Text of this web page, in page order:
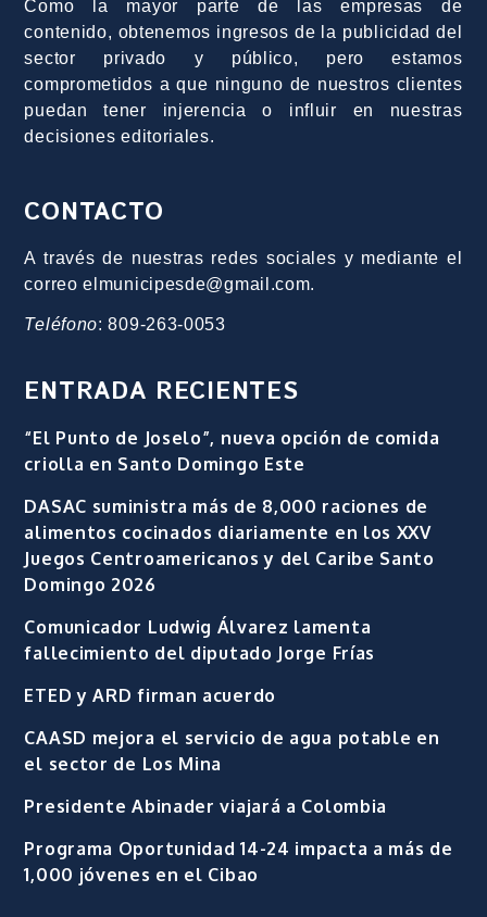
Como la mayor parte de las empresas de
contenido, obtenemos ingresos de la publicidad del
sector privado y público, pero estamos
comprometidos a que ninguno de nuestros clientes
puedan tener injerencia o influir en nuestras
decisiones editoriales.
CONTACTO
A través de nuestras redes sociales y mediante el
correo elmunicipesde@gmail.com.
Teléfono: 809-263-0053
ENTRADA RECIENTES
“El Punto de Joselo”, nueva opción de comida
criolla en Santo Domingo Este
DASAC suministra más de 8,000 raciones de
alimentos cocinados diariamente en los XXV
Juegos Centroamericanos y del Caribe Santo
Domingo 2026
Comunicador Ludwig Álvarez lamenta
fallecimiento del diputado Jorge Frías
ETED y ARD firman acuerdo
CAASD mejora el servicio de agua potable en
el sector de Los Mina
Presidente Abinader viajará a Colombia
Programa Oportunidad 14-24 impacta a más de
1,000 jóvenes en el Cibao